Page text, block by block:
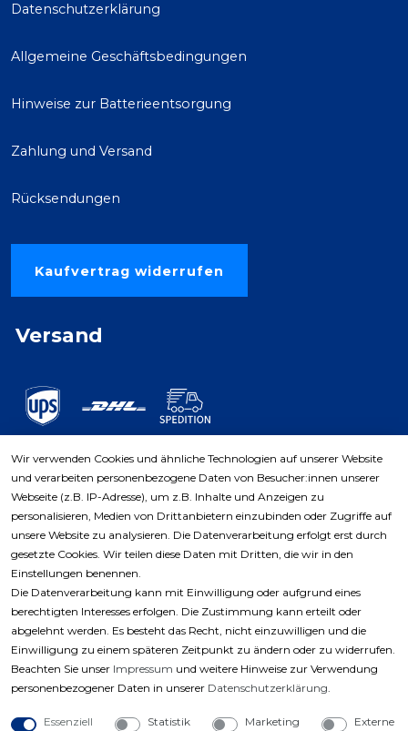
Datenschutzerklärung
Allgemeine Geschäftsbedingungen
Hinweise zur Batterieentsorgung
Zahlung und Versand
Rücksendungen
Kaufvertrag widerrufen
Versand
Zahlungsarten
Wir verwenden Cookies und ähnliche Technologien auf unserer Website
und verarbeiten personenbezogene Daten von Besucher:innen unserer
Webseite (z.B. IP-Adresse), um z.B. Inhalte und Anzeigen zu
personalisieren, Medien von Drittanbietern einzubinden oder Zugriffe auf
unsere Website zu analysieren. Die Datenverarbeitung erfolgt erst durch
gesetzte Cookies. Wir teilen diese Daten mit Dritten, die wir in den
Einstellungen benennen.
Die Datenverarbeitung kann mit Einwilligung oder aufgrund eines
berechtigten Interesses erfolgen. Die Zustimmung kann erteilt oder
abgelehnt werden. Es besteht das Recht, nicht einzuwilligen und die
Einwilligung zu einem späteren Zeitpunkt zu ändern oder zu widerrufen.
Beachten Sie unser Impressum und weitere Hinweise zur Verwendung
personenbezogener Daten in unserer Daten­schutz­erklärung.
Essenziell Statistik Marketing Externe